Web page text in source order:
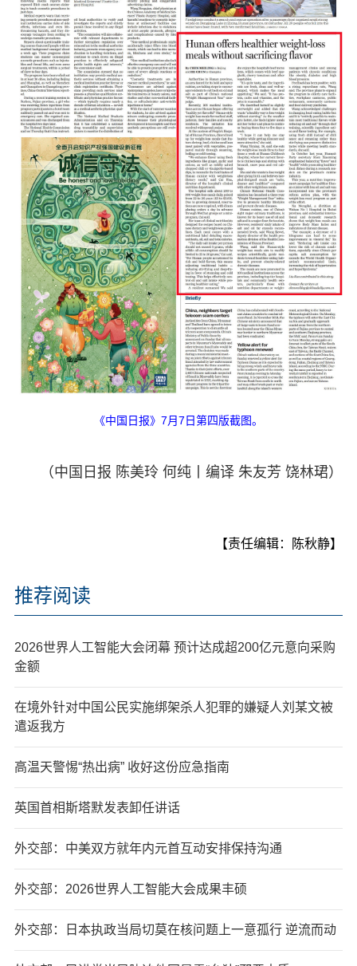
《中国日报》7月7日第四版截图。
（中国日报 陈美玲 何纯丨编译 朱友芳 饶林珺）
【责任编辑：陈秋静】
推荐阅读
2026世界人工智能大会闭幕 预计达成超200亿元意向采购
金额
在境外针对中国公民实施绑架杀人犯罪的嫌疑人刘某文被
遣返我方
高温天警惕“热出病” 收好这份应急指南
英国首相斯塔默发表卸任讲话
外交部：中美双方就年内元首互动安排保持沟通
外交部：2026世界人工智能大会成果丰硕
外交部：日本执政当局切莫在核问题上一意孤行 逆流而动